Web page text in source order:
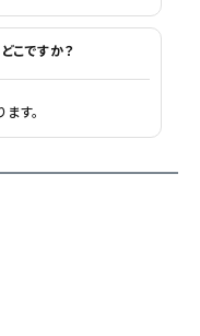
こですか？
す。